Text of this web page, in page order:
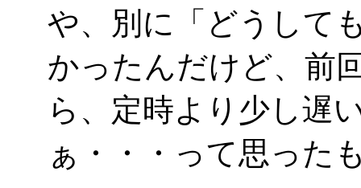
や、別に「どうして
かったんだけど、前
ら、定時より少し遅
ぁ・・・って思った